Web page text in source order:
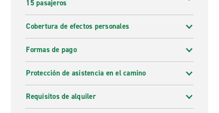
15 pasajeros
Cobertura de efectos personales
Formas de pago
Protección de asistencia en el camino
Requisitos de alquiler